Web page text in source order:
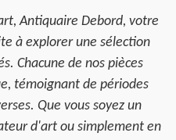
Antiquaire Debord, votre
à explorer une sélection
Chacune de nos pièces
témoignant de périodes
Que vous soyez un
d'art ou simplement en